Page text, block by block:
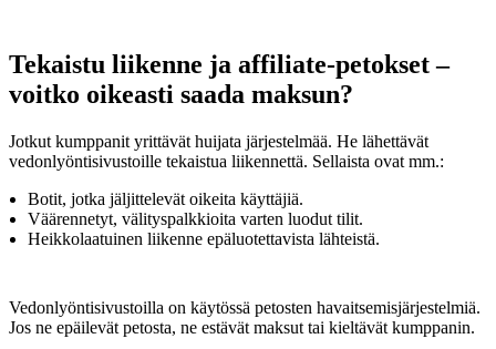
Tekaistu liikenne ja affiliate-petokset –
voitko oikeasti saada maksun?
Jotkut kumppanit yrittävät huijata järjestelmää. He lähettävät
vedonlyöntisivustoille tekaistua liikennettä. Sellaista ovat mm.:
Botit, jotka jäljittelevät oikeita käyttäjiä.
Väärennetyt, välityspalkkioita varten luodut tilit.
Heikkolaatuinen liikenne epäluotettavista lähteistä.
Vedonlyöntisivustoilla on käytössä petosten havaitsemisjärjestelmiä.
Jos ne epäilevät petosta, ne estävät maksut tai kieltävät kumppanin.